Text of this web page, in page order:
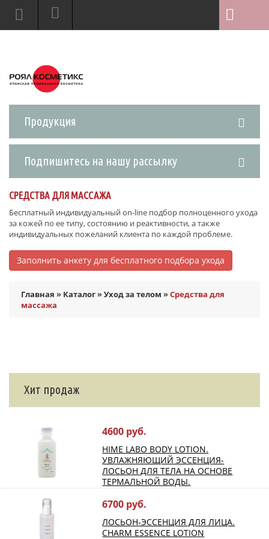
Продукция
Подпишитесь на нашу рассылку
СРЕДСТВА ДЛЯ МАССАЖА
Бесплатный индивидуальный on-line подбор полноценного ухода
за кожей по ее типу, состоянию и реактивности, а также
индивидуальных пожеланий клиента по каждой проблеме.
Заполнить анкету для бесплатного подбора ухода
Главная » Каталог»Уход за телом »Средства для
массажа
Хит продаж
4600 руб.
HIME LABO BODY LOTION.
УВЛАЖНЯЮЩИЙ ЭССЕНЦИЯ-
ЛОСЬОН ДЛЯ ТЕЛА НА ОСНОВЕ
ТЕРМАЛЬНОЙ ВОДЫ.
6700 руб.
ЛОСЬОН-ЭССЕНЦИЯ ДЛЯ ЛИЦА.
CHARM ESSENCE LOTION